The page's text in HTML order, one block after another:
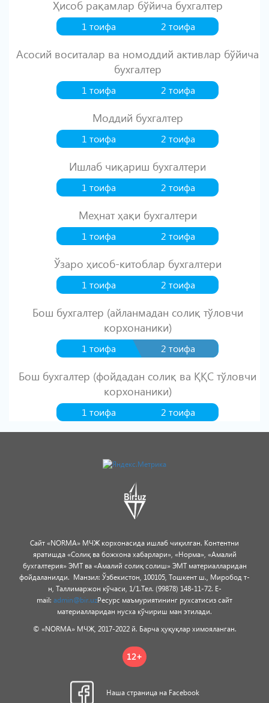
Ҳисоб рақамлар бўйича бухгалтер
1 тоифа 2 тоифа
Асосий воситалар ва номоддий активлар бўйича
бухгалтер
1 тоифа 2 тоифа
Моддий бухгалтер
1 тоифа 2 тоифа
Ишлаб чиқариш бухгалтери
1 тоифа 2 тоифа
Меҳнат ҳақи бухгалтери
1 тоифа 2 тоифа
Ўзаро ҳисоб-китоблар бухгалтери
1 тоифа 2 тоифа
Бош бухгалтер (айланмадан солиқ тўловчи
корхонаники)
1 тоифа 2 тоифа
Бош бухгалтер (фойдадан солиқ ва ҚҚС тўловчи
корхонаники)
1 тоифа 2 тоифа
Сайт «NORMA» МЧЖ корхонасида ишлаб чиқилган. Контентни
яратишда «Солиқ ва божхона хабарлари», «Норма», «Амалий
бухгалтерия» ЭМТ ва «Амалий солиқ солиш» ЭМТ материалларидан
фойдаланилди. Манзил: Ўзбекистон, 100105, Тошкент ш., Миробод т-
н, Таллимаржон кўчаси, 1/1.Тел. (99878) 148-11-72. E-
mail: admin@bir.uzРесурс маъмуриятининг рухсатисиз сайт
материалларидан нусха кўчириш ман этилади.
© «NORMA» МЧЖ, 2017-2022 й. Барча ҳуқуқлар химояланган.
12+
Наша страницана Facebook